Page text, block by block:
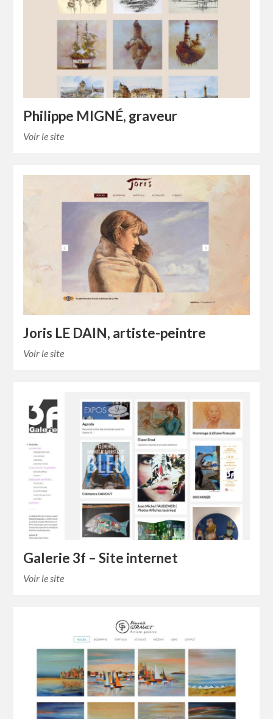
Philippe MIGNÉ, graveur
Voir le site
Joris LE DAIN, artiste-peintre
Voir le site
Galerie 3f – Site internet
Voir le site